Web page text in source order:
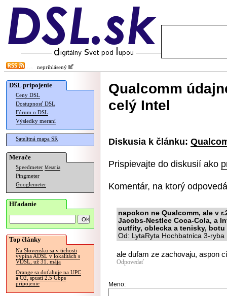
neprihlásený
DSL pripojenie
Ceny DSL
Dostupnosť DSL
Fórum o DSL
Výsledky meraní
Satelitná mapa SR
Merače
Speedmeter Merania
Pingmeter
Googlemeter
Hľadanie
Top články
Na Slovensku sa v tichosti
vypína ADSL v lokalitách s
VDSL, už 31. mája
Orange sa doťahuje na UPC
a O2, spustí 2.5 Gbps
pripojenie
Qualcomm
celý Intel
Diskusia k článku:
Prispievajte do diskusií ako
Komentár, na ktorý
napokon ne Qualcomm, ale v
Jacobs-Nestlee Coca-Cola, a
outfity, oblecka a tenisky,
Od: LytaRyta Hochbatnica 3-
ale dufam ze zachovaju, aspon
Odpovedať
Meno: